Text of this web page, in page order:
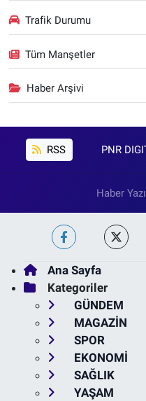
Trafik Durumu
Tüm Manşetler
Haber Arşivi
RSS PNR
Haber
Ana Sayfa
Kategoriler
GÜNDEM
MAGAZİN
SPOR
EKONOMİ
SAĞLIK
YAŞAM